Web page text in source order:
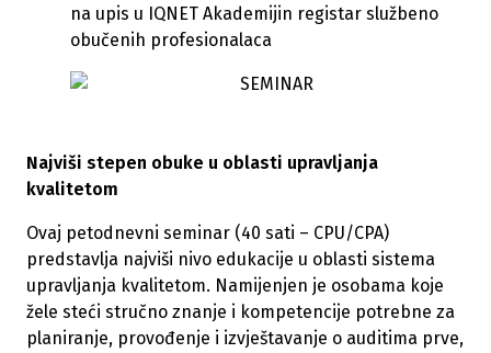
na upis u IQNET Akademijin registar službeno
obučenih profesionalaca
Najviši stepen obuke u oblasti upravljanja
kvalitetom
Ovaj petodnevni seminar (40 sati – CPU/CPA)
predstavlja najviši nivo edukacije u oblasti sistema
upravljanja kvalitetom. Namijenjen je osobama koje
žele steći stručno znanje i kompetencije potrebne za
planiranje, provođenje i izvještavanje o auditima prve,